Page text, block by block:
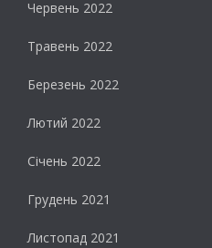
Червень 2022
Травень 2022
Березень 2022
Лютий 2022
Січень 2022
Грудень 2021
Листопад 2021